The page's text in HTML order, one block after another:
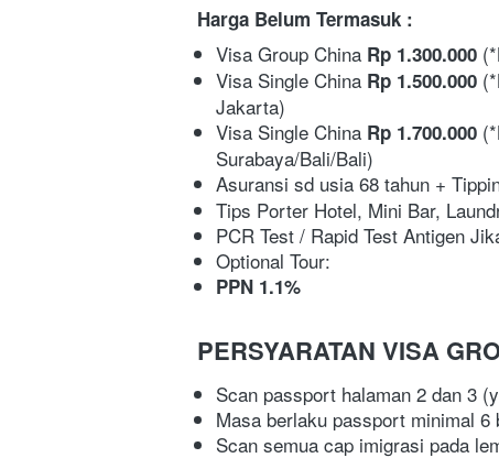
Harga Belum Termasuk :
Visa Group China Rp 1.300.000
Visa Single China Rp 1.500.000
Jakarta)
Visa Single China Rp 1.700.000
Surabaya/Bali/Bali)
Asuransi sd usia 68 tahun +
Tips Porter Hotel, Mini Bar,
PCR Test / Rapid Test Antigen
Optional Tour:
PPN 1.1%
PERSYARATAN VISA
Scan passport halaman 2 dan 3
Masa berlaku passport minimal 6
Scan semua cap imigrasi pada